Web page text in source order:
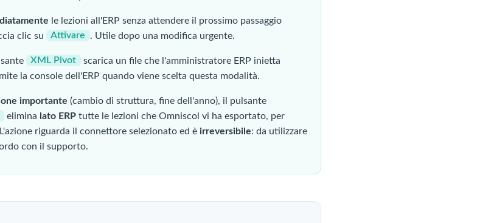
le lezioni all'ERP senza attendere il prossimo passaggio
clic su
Attivare . Utile dopo una modifica urgente.
XML Pivot
scarica un file che l'amministratore ERP inietta
la console dell'ERP quando viene scelta questa modalità.
importante (cambio di struttura, fine dell'anno), il pulsante
elimina lato ERPtutte le lezioni che Omniscol vi ha esportato, per
riguarda il connettore selezionato ed è irreversibile: da utilizzare
con il supporto.